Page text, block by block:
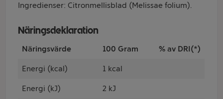
Ingredienser: Citronmellisblad (Melissae folium).
Näringsdeklaration
Näringsvärde 100 Gram % av DRI(*)
Energi (kcal) 1 kcal
Energi (kJ) 2 kJ